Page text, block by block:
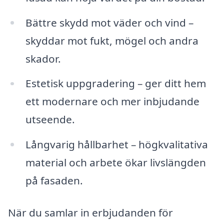
Bättre skydd mot väder och vind –
skyddar mot fukt, mögel och andra
skador.
Estetisk uppgradering – ger ditt hem
ett modernare och mer inbjudande
utseende.
Långvarig hållbarhet – högkvalitativa
material och arbete ökar livslängden
på fasaden.
När du samlar in erbjudanden för